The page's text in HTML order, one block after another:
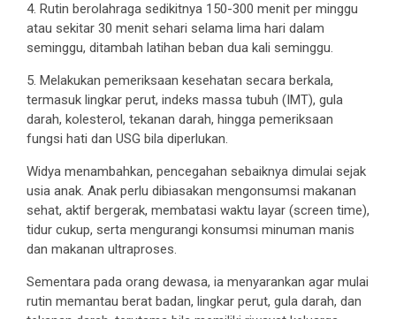
4. Rutin berolahraga sedikitnya 150-300 menit per minggu
atau sekitar 30 menit sehari selama lima hari dalam
seminggu, ditambah latihan beban dua kali seminggu.
5. Melakukan pemeriksaan kesehatan secara berkala,
termasuk lingkar perut, indeks massa tubuh (IMT), gula
darah, kolesterol, tekanan darah, hingga pemeriksaan
fungsi hati dan USG bila diperlukan.
Widya menambahkan, pencegahan sebaiknya dimulai sejak
usia anak. Anak perlu dibiasakan mengonsumsi makanan
sehat, aktif bergerak, membatasi waktu layar (screen time),
tidur cukup, serta mengurangi konsumsi minuman manis
dan makanan ultraproses.
Sementara pada orang dewasa, ia menyarankan agar mulai
rutin memantau berat badan, lingkar perut, gula darah, dan